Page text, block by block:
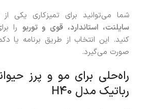
شما می‌توانید برای تمیزکاری یکی از ۴ حالت مکش
سایلنت، استاندارد، قوی و توربو را
کنید. این انتخاب از طریق برنامه یا
صورت می‌گیرد.
راه‌حلی برای مو و پرز
رباتیک مدل H40